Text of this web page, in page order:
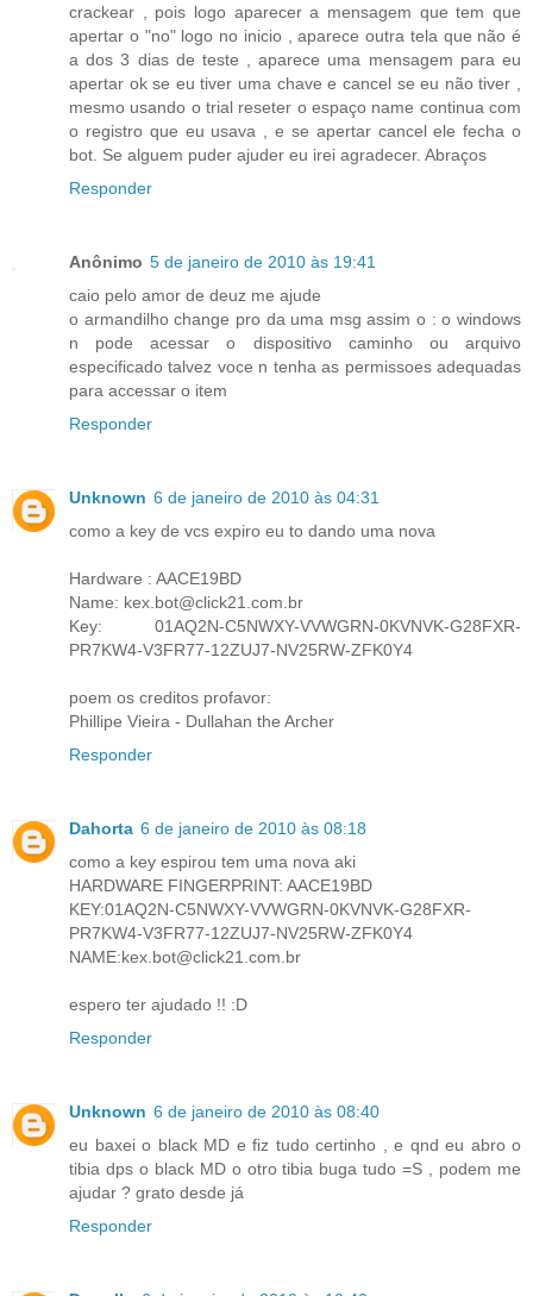
crackear , pois logo aparecer a mensagem que tem que
apertar o "no" logo no inicio , aparece outra tela que não é
a dos 3 dias de teste , aparece uma mensagem para eu
apertar ok se eu tiver uma chave e cancel se eu não tiver ,
mesmo usando o trial reseter o espaço name continua com
o registro que eu usava , e se apertar cancel ele fecha o
bot. Se alguem puder ajuder eu irei agradecer. Abraços
Responder
Anônimo 5 de janeiro de 2010 às 19:41
caio pelo amor de deuz me ajude
o armandilho change pro da uma msg assim o : o windows
n pode acessar o dispositivo caminho ou arquivo
especificado talvez voce n tenha as permissoes adequadas
para accessar o item
Responder
Unknown 6 de janeiro de 2010 às 04:31
como a key de vcs expiro eu to dando uma nova
Hardware : AACE19BD
Name: kex.bot@click21.com.br
Key: 01AQ2N-C5NWXY-VVWGRN-0KVNVK-G28FXR-
PR7KW4-V3FR77-12ZUJ7-NV25RW-ZFK0Y4
poem os creditos profavor:
Phillipe Vieira - Dullahan the Archer
Responder
Dahorta 6 de janeiro de 2010 às 08:18
como a key espirou tem uma nova aki
HARDWARE FINGERPRINT: AACE19BD
KEY:01AQ2N-C5NWXY-VVWGRN-0KVNVK-G28FXR-
PR7KW4-V3FR77-12ZUJ7-NV25RW-ZFK0Y4
NAME:kex.bot@click21.com.br
espero ter ajudado !! :D
Responder
Unknown 6 de janeiro de 2010 às 08:40
eu baxei o black MD e fiz tudo certinho , e qnd eu abro o
tibia dps o black MD o otro tibia buga tudo =S , podem me
ajudar ? grato desde já
Responder